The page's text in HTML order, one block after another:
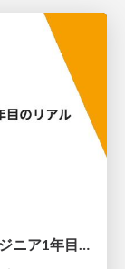
実践が先生だった— 新卒サーバーエンジニア1年目のリアル